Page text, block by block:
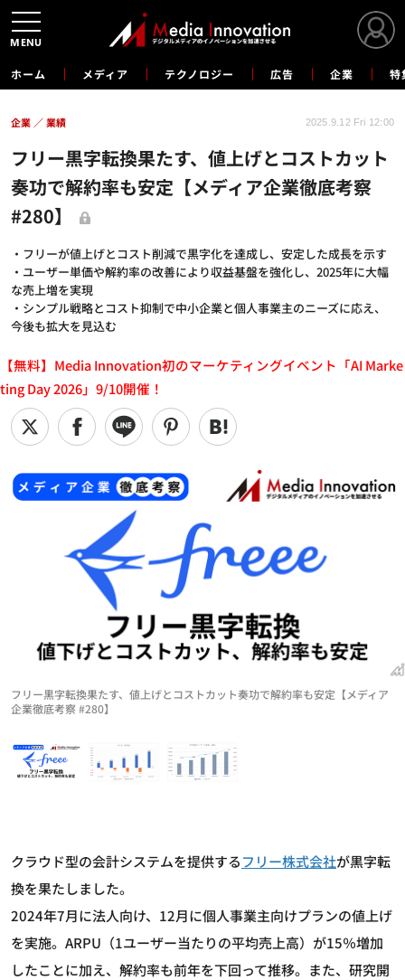
ホーム メディア テクノロジー 広告 企業 特
フリー黒字転換果たす、値上げとコストカット
奏功で解約率も安定【メディア企業徹底考察
#280】
・フリーが値上げとコスト削減で黒字化を達成し、安定した成長を示す
・ユーザー単価や解約率の改善により収益基盤を強化し、2025年に大幅
な売上増を実現
・シンプル戦略とコスト抑制で中小企業と個人事業主のニーズに応え、
今後も拡大を見込む
企業 業績 2025.9.12 Fri 12:00
【無料】Media Innovation初のマーケティングイベント「AI Marke
ting Day 2026」9/10開催！
フリー黒字転換果たす、値上げとコストカット奏功で解約率も安定【メディア
企業徹底考察 #280】
クラウド型の会計システムを提供するフリー株式会社が黒字転
換を果たしました。
2024年7月に法人向け、12月に個人事業主向けプランの値上げ
を実施。ARPU（1ユーザー当たりの平均売上高）が15％増加
したことに加え、解約率も前年を下回って推移。また、研究開
MENU